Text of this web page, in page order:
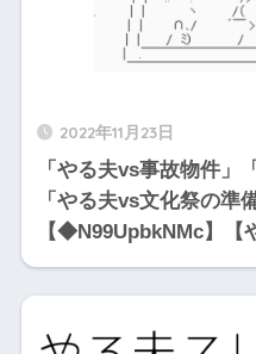
2022年11月23日
「やる夫vs事故物件」
「やる夫vs文化祭の準
【◆N99UpbkNMc】【